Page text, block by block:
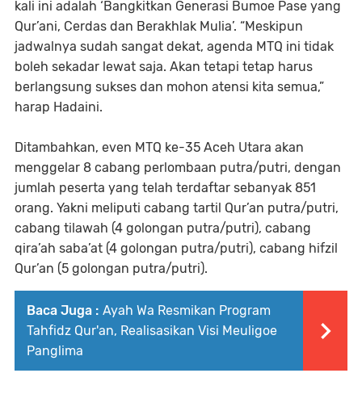
kali ini adalah ‘Bangkitkan Generasi Bumoe Pase yang
Qur’ani, Cerdas dan Berakhlak Mulia’. “Meskipun
jadwalnya sudah sangat dekat, agenda MTQ ini tidak
boleh sekadar lewat saja. Akan tetapi tetap harus
berlangsung sukses dan mohon atensi kita semua,”
harap Hadaini.
Ditambahkan, even MTQ ke-35 Aceh Utara akan
menggelar 8 cabang perlombaan putra/putri, dengan
jumlah peserta yang telah terdaftar sebanyak 851
orang. Yakni meliputi cabang tartil Qur’an putra/putri,
cabang tilawah (4 golongan putra/putri), cabang
qira’ah saba’at (4 golongan putra/putri), cabang hifzil
Qur’an (5 golongan putra/putri).
Baca Juga : ‎Ayah Wa Resmikan Program
Tahfidz Qur'an, Realisasikan Visi Meuligoe
Panglima